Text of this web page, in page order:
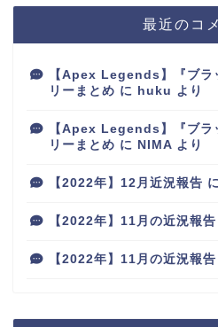
最近のコ
【Apex Legends】『ブラ
リーまとめ に huku より
【Apex Legends】『ブラ
リーまとめ に NIMA より
【2022年】12月近況報告
【2022年】11月の近況報告
【2022年】11月の近況報告